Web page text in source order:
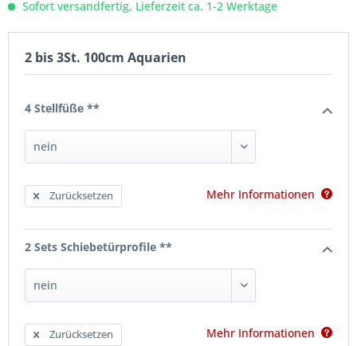
Sofort versandfertig, Lieferzeit ca. 1-2 Werktage
2 bis 3St. 100cm Aquarien
4 Stellfüße **
Zurücksetzen Mehr Informationen
2 Sets Schiebetürprofile **
Zurücksetzen Mehr Informationen